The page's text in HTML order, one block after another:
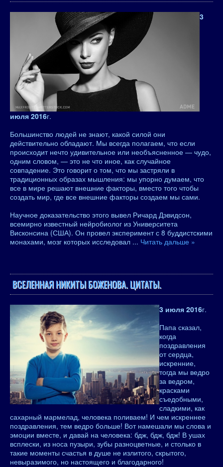
3
июля 2016г.
Большинство людей не знают, какой силой они
действительно обладают. Мы всегда полагаем, что если
происходит нечто удивительное или необъясненное — чудо,
одним словом, — это не что иное, как случайное
совпадение. Это говорит о том, что мы застряли в
традиционных образах мышления: мы упорно думаем, что
все в мире решают внешние факторы, вместо того чтобы
создать мир, где все внешние факторы создаем мы сами.
Научное доказательство этого вывел Ричард Дэвидсон,
всемирно известный нейробиолог из Университета
Висконсина (США). Он провел эксперимент с 8 буддистскими
монахами, мозг которых исследовал ... Читать дальше »
ВСЕЛЕННАЯ НИКИТЫ БОЖЕНОВА. ЦИТАТЫ.
3 июля 2016г.
Папа сказал,
когда
поздравления
от сердца,
искренние,
тогда мы ведро
за ведром,
красками
съедобными,
сладкими, как
сахарный мармелад, человека поливаем! И чем искреннее
поздравления, тем ведро больше! Вот намешали мы слова и
эмоции вместе, и давай на человека: бдж, бдж, бдж! В ушах
всплески, из носа пузыри, зубы разноцветные, и столько в
такие моменты счастья в душе не излитого, скрытого,
невыразимого, но настоящего и благодарного!